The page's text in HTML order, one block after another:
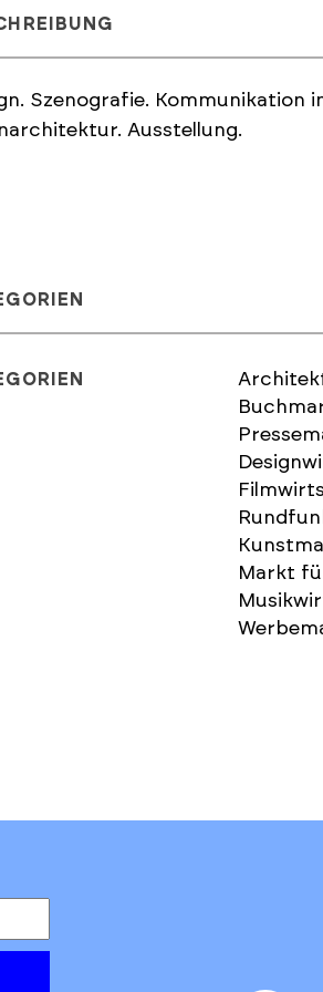
Szenografie. Kommunikation
Ausstellung.
Markt